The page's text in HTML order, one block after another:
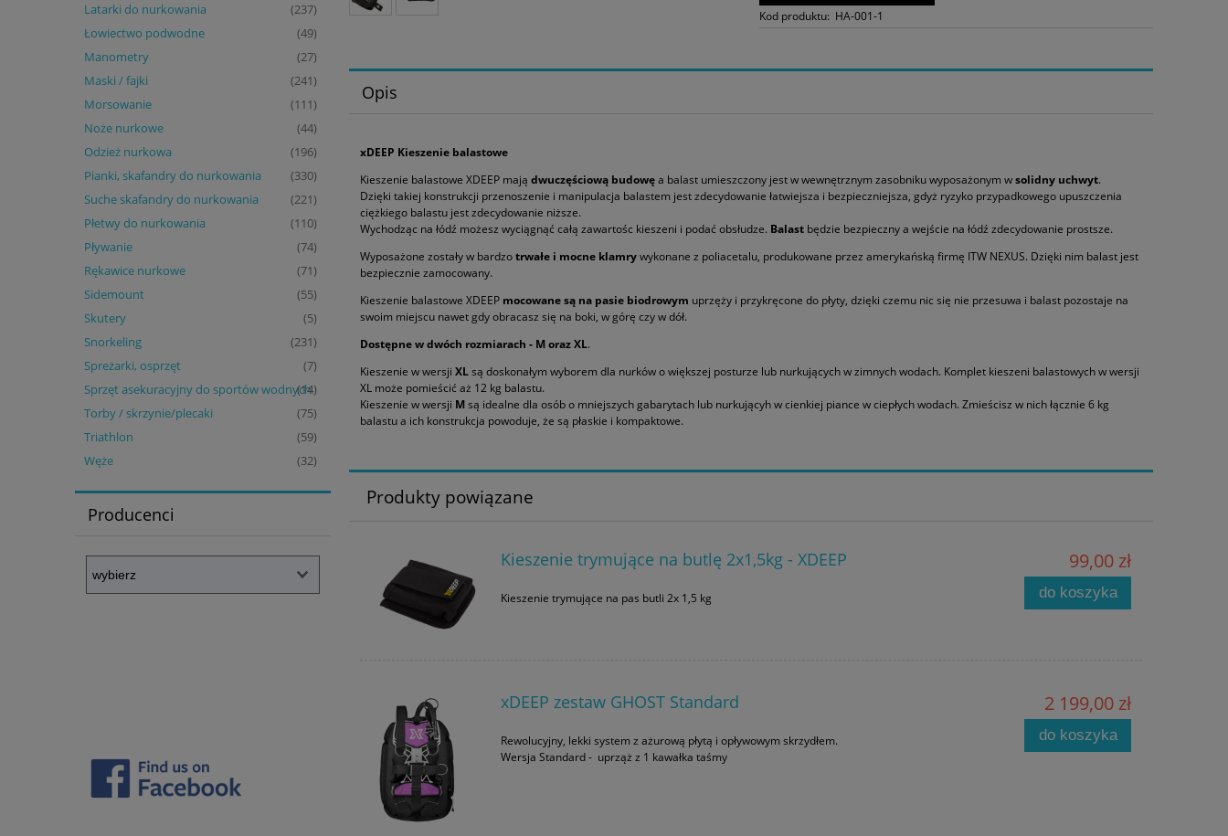
Latarki do nurkowania (237)
Łowiectwo podwodne (49)
Manometry (27)
Maski / fajki (241)
Morsowanie (111)
Noże nurkowe (44)
Odzież nurkowa (196)
Pianki, skafandry do nurkowania (330)
Suche skafandry do nurkowania (221)
Płetwy do nurkowania (110)
Pływanie (74)
Rękawice nurkowe (71)
Sidemount (55)
Skutery (5)
Snorkeling (231)
Spreżarki, osprzęt (7)
Sprzęt asekuracyjny do sportów wodnych
(14)
Torby / skrzynie/plecaki (75)
Triathlon (59)
Węże (32)
Producenci
Kod produktu: HA-001-1
Opis
xDEEP Kieszenie balastowe
Kieszenie balastowe XDEEP mają dwuczęściową budowęa balast umieszczony jest w wewnętrznym zasobniku wyposażonym wsolidny uchwyt.
Dzięki takiej konstrukcji przenoszenie i manipulacja balastem jest zdecydowanie łatwiejsza i bezpieczniejsza, gdyż ryzyko przypadkowego upuszczenia
ciężkiego balastu jest zdecydowanie niższe.
Wychodząc na łódź możesz wyciągnąć całą zawartośc kieszeni i podać obsłudze. Balast będzie bezpieczny a wejście na łódź zdecydowanie prostsze.
Wyposażone zostały w bardzotrwałe i mocne klamrywykonane z poliacetalu, produkowane przez amerykańską firmę ITW NEXUS. Dzięki nim balast jest
bezpiecznie zamocowany.
Kieszenie balastowe XDEEP mocowane są na pasie biodrowym uprzęży i przykręcone do płyty, dzięki czemu nic się nie przesuwa i balast pozostaje na
swoim miejscu nawet gdy obracasz się na boki, w górę czy w dół.
Dostępne w dwóch rozmiarach - M oraz XL.
Kieszenie w wersji XLsą doskonałym wyborem dla nurków o większej posturze lub nurkujących w zimnych wodach. Komplet kieszeni balastowych w wersji
XL może pomieścić aż 12 kg balastu.
Kieszenie w wersji Msą idealne dla osób o mniejszych gabarytach lub nurkującyh w cienkiej piance w ciepłych wodach. Zmieścisz w nich łącznie 6 kg
balastu a ich konstrukcja powoduje, że są płaskie i kompaktowe.
Produkty powiązane
Kieszenie trymujące na butlę 2x1,5kg - XDEEP
Kieszenie trymujące na pas butli 2x 1,5 kg
99,00 zł
do koszyka
xDEEP zestaw GHOST Standard
Rewolucyjny, lekki system z ażurową płytą i opływowym skrzydłem.
Wersja Standard - uprząż z 1 kawałka taśmy
2 199,00 zł
do koszyka